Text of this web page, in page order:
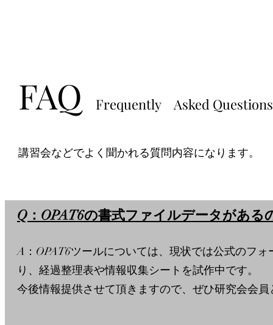
FAQ Frequently Asked Questions
講習会などでよく聞かれる質問内容になります。
Q：OPAT6の書式ファイルデータがある
A：OPAT6ツールについては、現状では公式のフ
り、経過整理表や情報収集シートを試作中です。
今後情報提供させて頂きますので、ぜひ研究会会